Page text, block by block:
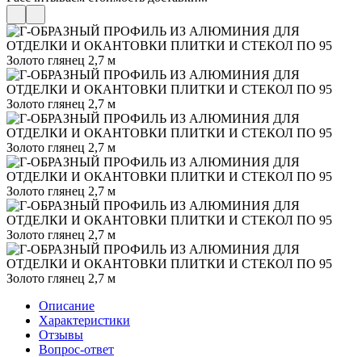
Описание
Характеристики
Отзывы
Вопрос-ответ